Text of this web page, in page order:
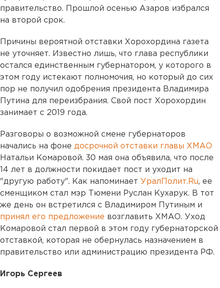
правительство. Прошлой осенью Азаров избрался
на второй срок.
Причины вероятной отставки Хорохордина газета
не уточняет. Известно лишь, что глава республики
остался единственным губернатором, у которого в
этом году истекают полномочия, но который до сих
пор не получил одобрения президента Владимира
Путина для переизбрания. Свой пост Хорохордин
занимает с 2019 года.
Разговоры о возможной смене губернаторов
начались на фоне досрочной отставки главы ХМАО
Натальи Комаровой. 30 мая она объявила, что после
14 лет в должности покидает пост и уходит на
"другую работу". Как напоминает УралПолит.Ru, ее
сменщиком стал мэр Тюмени Руслан Кухарук. В тот
же день он встретился с Владимиром Путиным и
принял его предложение возглавить ХМАО. Уход
Комаровой стал первой в этом году губернаторской
отставкой, которая не обернулась назначением в
правительство или администрацию президента РФ.
Игорь Сергеев